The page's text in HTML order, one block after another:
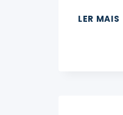
LER MAIS